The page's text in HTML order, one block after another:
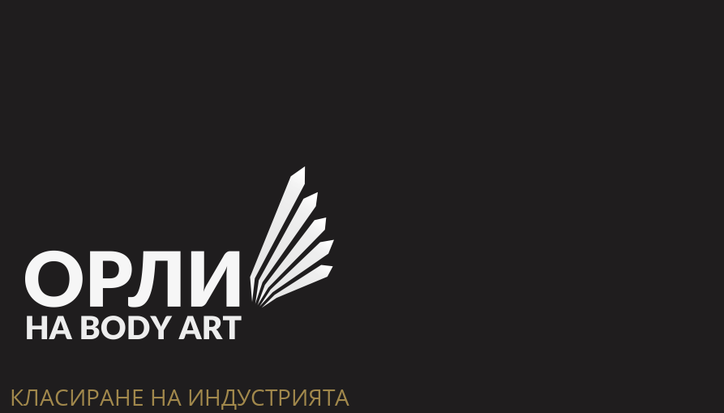
КЛАСИРАНЕ НА ИНДУСТРИЯТА